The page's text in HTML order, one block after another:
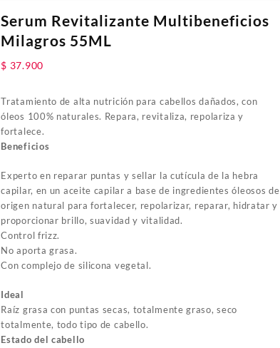
Serum Revitalizante Multibeneficios
Milagros 55ML
$ 37.900
Tratamiento de alta nutrición para cabellos dañados, con
óleos 100% naturales. Repara, revitaliza, repolariza y
fortalece.
Beneficios
Experto en reparar puntas y sellar la cutícula de la hebra
capilar, en un aceite capilar a base de ingredientes óleosos de
origen natural para fortalecer, repolarizar, reparar, hidratar y
proporcionar brillo, suavidad y vitalidad.
Control frizz.
No aporta grasa.
Con complejo de silicona vegetal.
Ideal
Raíz grasa con puntas secas, totalmente graso, seco
totalmente, todo tipo de cabello.
Estado del cabello